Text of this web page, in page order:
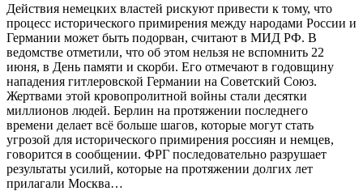
Действия немецких властей рискуют привести к тому, что
процесс исторического примирения между народами России и
Германии может быть подорван, считают в МИД РФ. В
ведомстве отметили, что об этом нельзя не вспомнить 22
июня, в День памяти и скорби. Его отмечают в годовщину
нападения гитлеровской Германии на Советский Союз.
Жертвами этой кровопролитной войны стали десятки
миллионов людей. Берлин на протяжении последнего
времени делает всё больше шагов, которые могут стать
угрозой для исторического примирения россиян и немцев,
говорится в сообщении. ФРГ последовательно разрушает
результаты усилий, которые на протяжении долгих лет
прилагали Москва…